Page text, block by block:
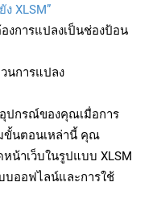
ง XLSM”
งการแปลงเป็นช่องป้อน
นการแปลง
ปกรณ์ของคุณเมื่อการ
ขั้นตอนเหล่านี้ คุณ
น้าเว็บในรูปแบบ XLSM
บออฟไลน์และการใช้